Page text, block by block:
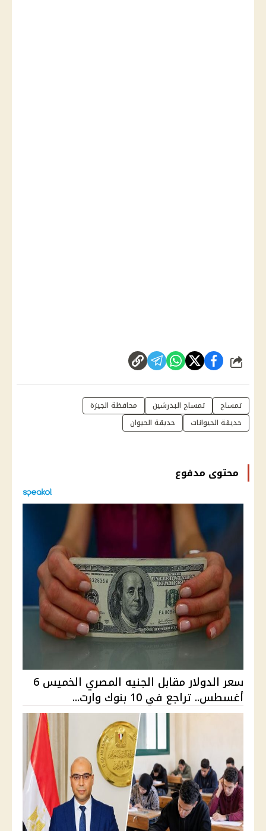
شارك
تمساح تمساح البدرشين
محافظة الجيزة
حديقة الحيوانات
حديقة الحيوان
محتوى مدفوع
سعر الدولار مقابل الجنيه المصري الخميس 6
أغسطس.. تراجع في 10 بنوك وارت...